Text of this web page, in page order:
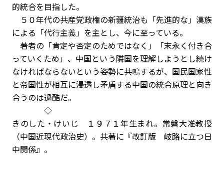
的統合を目指した。
５０年代の共産党政権の新疆統治も「先進的な」漢族
による「代行主義」を主とし、今に至っている。
著者の「肯定や否定のためではなく」「末永く付き合
っていくため」、中国という隣国を理解しようとし続け
なければならないという姿勢に共鳴するが、国民国家性
と帝国性が相互に浸透し矛盾する中国の統合原理と向き
合うのは過酷だ。
◇
きのした・けいじ １９７１年生まれ。常磐大准教授
（中国近現代政治史）。共著に『改訂版 岐路に立つ日
中関係』。